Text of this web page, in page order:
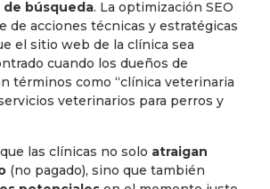
búsqueda. La optimización SEO
de acciones técnicas y estratégicas
el sitio web de la clínica sea
cuando los dueños de
términos como “clínica veterinaria
veterinarios para perros y
las clínicas no solo atraigan
(no pagado), sino que también